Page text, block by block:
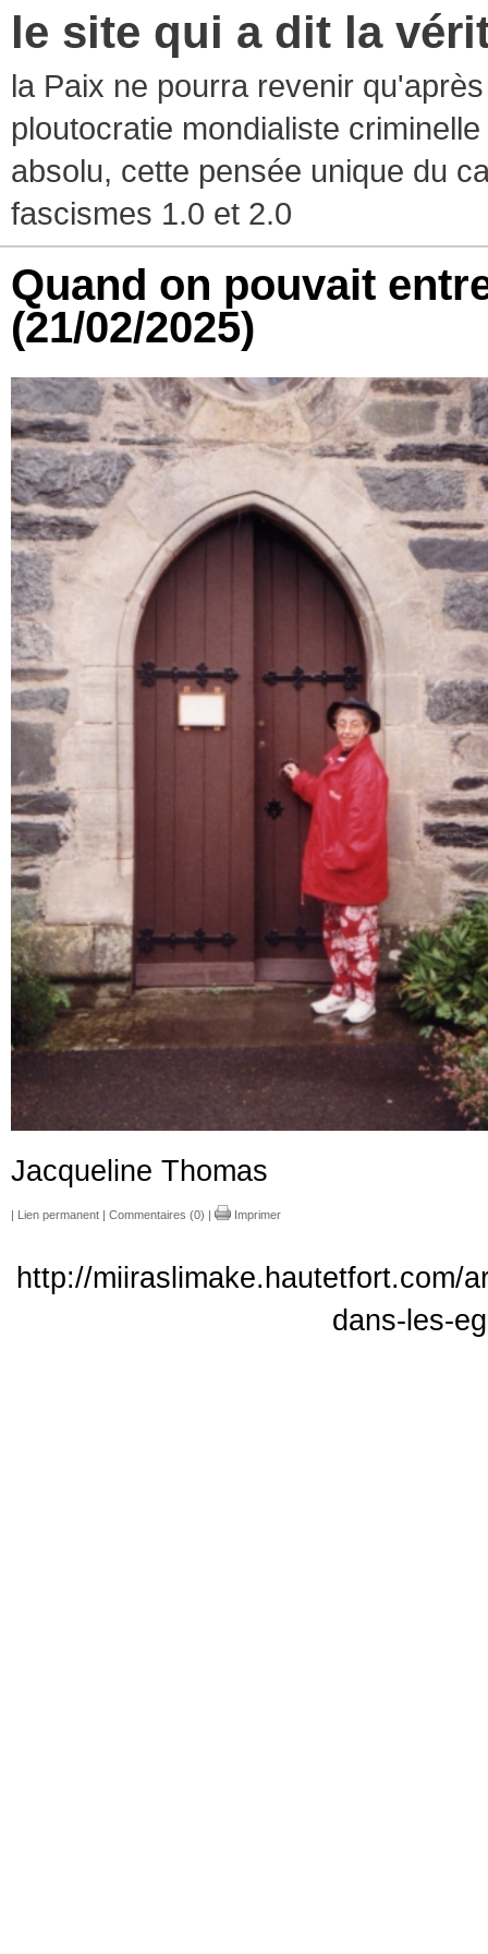
le site qui a dit la
la Paix ne pourra revenir
ploutocratie mondialiste
absolu, cette pensée unique du
fascismes 1.0 et 2.0
Quand on pouvait
(21/02/2025)
Jacqueline Thomas
Lien permanent Commentaires (0) Imprimer
http://miiraslimake.hautetfort.com/
dans-les-